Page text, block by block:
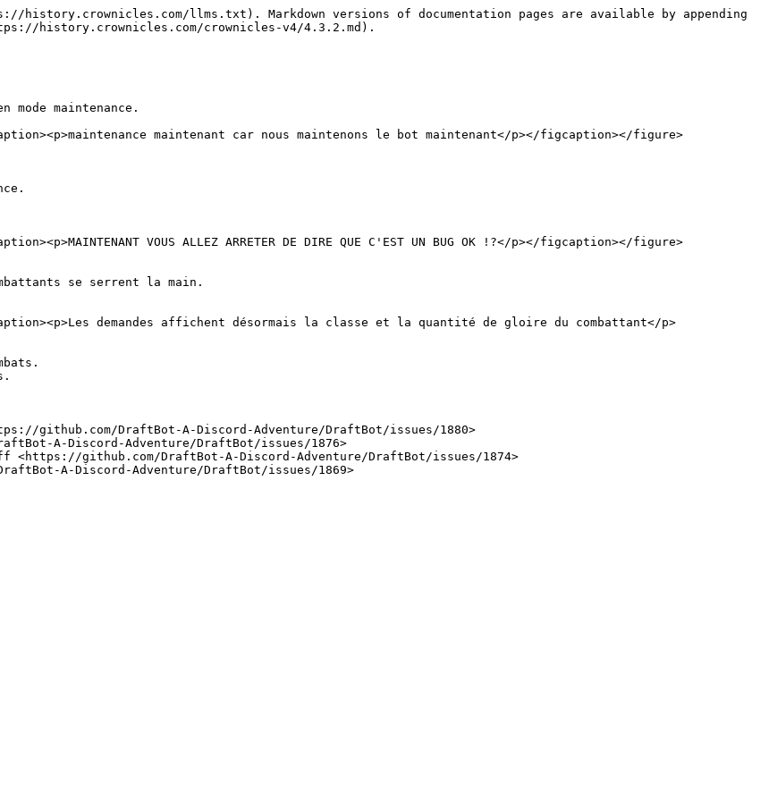
llms.txt). Markdown versions of documentation pages are available by appending
history.crownicles.com/crownicles-v4/4.3.2.md).
mode maintenance.
maintenant car nous maintenons le bot maintenant</p></figcaption></figure>
VOUS ALLEZ ARRETER DE DIRE QUE C'EST UN BUG OK !?</p></figcaption></figure>
se serrent la main.
demandes affichent désormais la classe et la quantité de gloire du combattant</p>
github.com/DraftBot-A-Discord-Adventure/DraftBot/issues/1880>
A-Discord-Adventure/DraftBot/issues/1876>
github.com/DraftBot-A-Discord-Adventure/DraftBot/issues/1874>